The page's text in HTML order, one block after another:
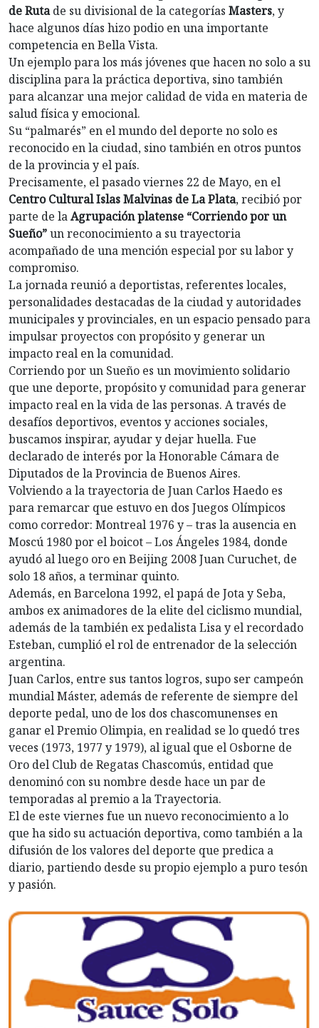
de Rutade su divisional de la categorías Masters, y
hace algunos días hizo podio en una importante
competencia en Bella Vista.
Un ejemplo para los más jóvenes que hacen no solo a su
disciplina para la práctica deportiva, sino también
para alcanzar una mejor calidad de vida en materia de
salud física y emocional.
Su “palmarés” en el mundo del deporte no solo es
reconocido en la ciudad, sino también en otros puntos
de la provincia y el país.
Precisamente, el pasado viernes 22 de Mayo, en el
Centro Cultural Islas Malvinas de La Plata, recibió por
parte de laAgrupación platense “Corriendo por un
Sueño”un reconocimiento a su trayectoria
acompañado de una mención especial por su labor y
compromiso.
La jornada reunió a deportistas, referentes locales,
personalidades destacadas de la ciudad y autoridades
municipales y provinciales, en un espacio pensado para
impulsar proyectos con propósito y generar un
impacto real en la comunidad.
Corriendo por un Sueño es un movimiento solidario
que une deporte, propósito y comunidad para generar
impacto real en la vida de las personas. A través de
desafíos deportivos, eventos y acciones sociales,
buscamos inspirar, ayudar y dejar huella. Fue
declarado de interés por la Honorable Cámara de
Diputados de la Provincia de Buenos Aires.
Volviendo a la trayectoria de Juan Carlos Haedo es
para remarcar que estuvo en dos Juegos Olímpicos
como corredor: Montreal 1976 y – tras la ausencia en
Moscú 1980 por el boicot – Los Ángeles 1984, donde
ayudó al luego oro en Beijing 2008 Juan Curuchet, de
solo 18 años, a terminar quinto.
Además, en Barcelona 1992, el papá de Jota y Seba,
ambos ex animadores de la elite del ciclismo mundial,
además de la también ex pedalista Lisa y el recordado
Esteban, cumplió el rol de entrenador de la selección
argentina.
Juan Carlos, entre sus tantos logros, supo ser campeón
mundial Máster, además de referente de siempre del
deporte pedal, uno de los dos chascomunenses en
ganar el Premio Olimpia, en realidad se lo quedó tres
veces (1973, 1977 y 1979), al igual que el Osborne de
Oro del Club de Regatas Chascomús, entidad que
denominó con su nombre desde hace un par de
temporadas al premio a la Trayectoria.
El de este viernes fue un nuevo reconocimiento a lo
que ha sido su actuación deportiva, como también a la
difusión de los valores del deporte que predica a
diario, partiendo desde su propio ejemplo a puro tesón
y pasión.